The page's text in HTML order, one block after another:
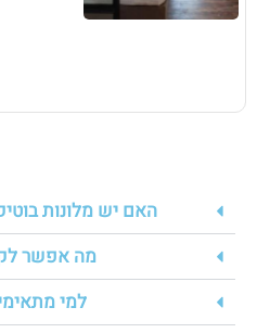
האם יש מלונות
מה אפשר
למי